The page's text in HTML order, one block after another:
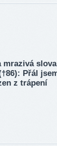
mrazivá
Přál
z trápení